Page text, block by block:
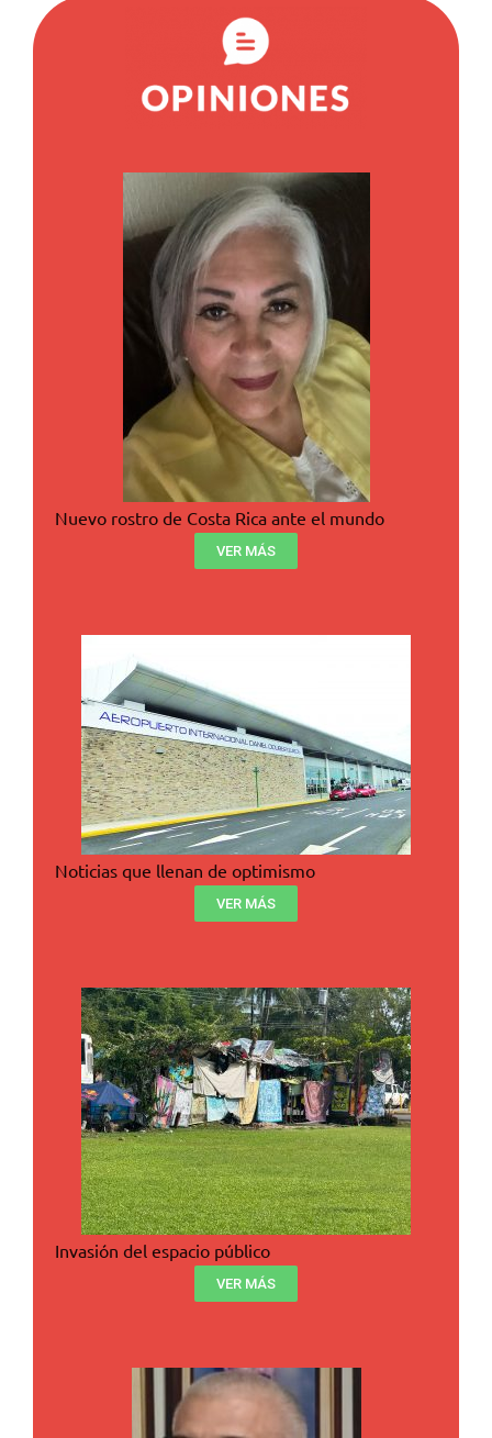
Nuevo rostro de Costa Rica ante el mundo
VER MÁS
Noticias que llenan de optimismo
VER MÁS
Invasión del espacio público
VER MÁS